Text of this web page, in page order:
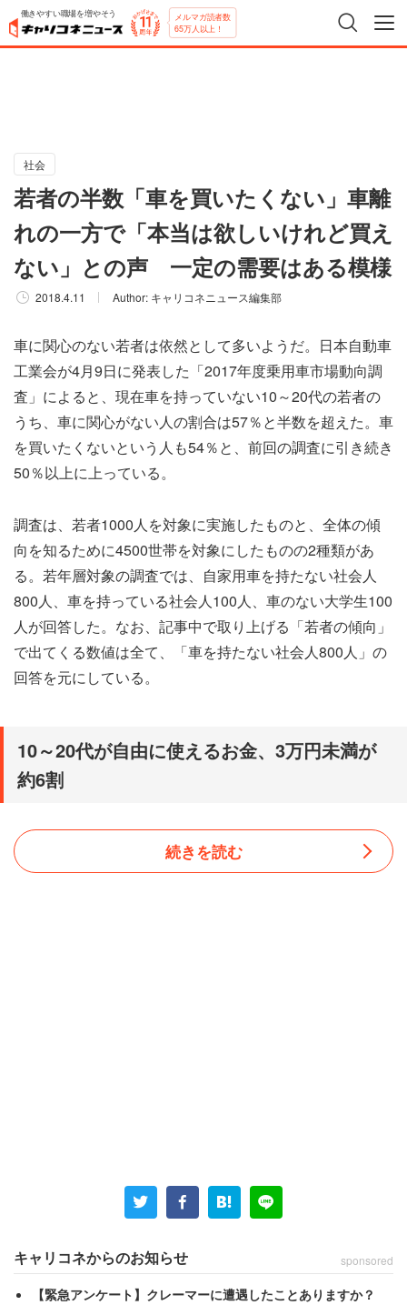
働きやすい職場を増やそう メルマガ読者数
65万人以上！
社会
若者の半数「車を買いたくない」車離
れの一方で「本当は欲しいけれど買え
ない」との声 一定の需要はある模様
2018.4.11 Author: キャリコネニュース編集部
車に関心のない若者は依然として多いようだ。日本自動車
工業会が4月9日に発表した「2017年度乗用車市場動向調
査」によると、現在車を持っていない10～20代の若者の
うち、車に関心がない人の割合は57％と半数を超えた。車
を買いたくないという人も54％と、前回の調査に引き続き
50％以上に上っている。
調査は、若者1000人を対象に実施したものと、全体の傾
向を知るために4500世帯を対象にしたものの2種類があ
る。若年層対象の調査では、自家用車を持たない社会人
800人、車を持っている社会人100人、車のない大学生100
人が回答した。なお、記事中で取り上げる「若者の傾向」
で出てくる数値は全て、「車を持たない社会人800人」の
回答を元にしている。
10～20代が自由に使えるお金、3万円未満が
約6割
続きを読む
キャリコネからのお知らせ sponsored
【緊急アンケート】クレーマーに遭遇したことありますか？